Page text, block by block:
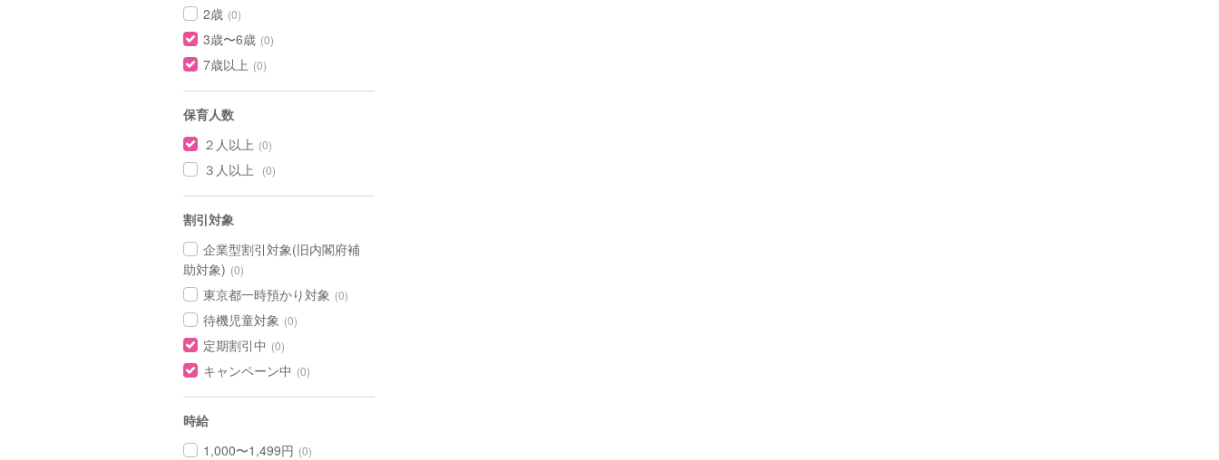
2歳 (0)
3歳〜6歳 (0)
7歳以上 (0)
保育人数
２人以上 (0)
３人以上 (0)
割引対象
企業型割引対象(旧内閣府補
助対象) (0)
東京都一時預かり対象 (0)
待機児童対象 (0)
定期割引中 (0)
キャンペーン中 (0)
時給
1,000〜1,499円 (0)